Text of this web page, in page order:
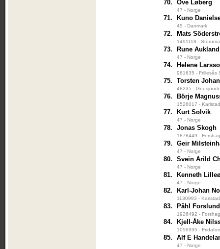
70. Ove Løberg
47 - Norge
71. Kuno
45 - Danmark
72. Mats
1491118 -
73. Rune Aukland
47 - Norge
74. Helene
961635 - Frillesås
75. Torsten
48235 -
76. Börje
1526017 -
77. Kurt Solvik
47 - Norge
78. Jonas Skogh
1878449 -
79. Geir
47 - Norge
80. Svein Arild
47 - Norge
81. Kenneth
47 - Norge
82. Karl-Johan
1130993 -
83. Påhl Forslund
1926492 -
84. Kjell-Åke
1056995 -
85. Alf E
47 - Norge